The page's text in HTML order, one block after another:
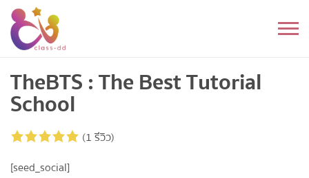
Skip
content
อนุบาล
ประถม
มัธยมต้น
TheBTS : The Best Tutorial
School
(1 รีวิว)
[seed_social]